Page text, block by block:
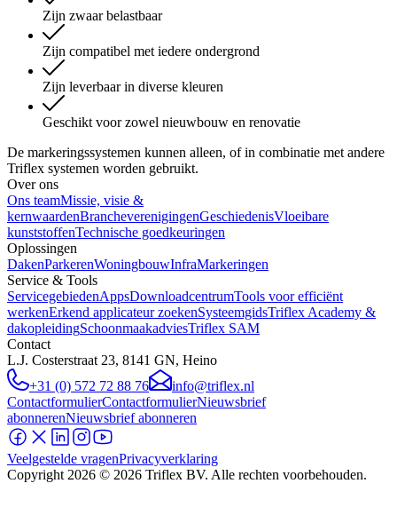
Zijn zwaar belastbaar
Zijn compatibel met iedere ondergrond
Zijn leverbaar in diverse kleuren
Geschikt voor zowel nieuwbouw en renovatie
De markeringssystemen kunnen alleen, of in combinatie met andere
Triflex systemen worden gebruikt.
Over ons
Ons teamMissie, visie &
kernwaardenBrancheverenigingenGeschiedenisVloeibare
kunststoffenTechnische goedkeuringen
Oplossingen
DakenParkerenWoningbouwInfraMarkeringen
Service & Tools
ServicegebiedenAppsDownloadcentrumTools voor efficiënt
werkenErkend applicateur zoekenSysteemgidsTriflex Academy &
dakopleidingSchoonmaakadviesTriflex SAM
Contact
L.J. Costerstraat 23, 8141 GN, Heino
+31 (0) 572 72 88 76
info@triflex.nl
ContactformulierContactformulierNieuwsbrief
abonnerenNieuwsbrief abonneren
Veelgestelde vragenPrivacyverklaring
Copyright2026 © 2026 Triflex BV. Alle rechten voorbehouden.